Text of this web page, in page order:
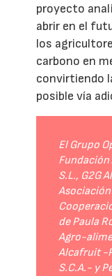
proyecto
abrir en el
los
carbono en
convirtiendo
posible vía
El Grupo
Fundación
S.L., G2G
de Paula
Agro-
Alcafruit -
S.C.A.- y